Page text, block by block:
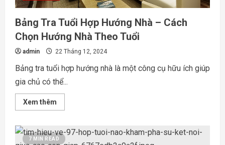
Bảng Tra Tuổi Hợp Hướng Nhà – Cách
Chọn Hướng Nhà Theo Tuổi
admin 22 Tháng 12, 2024
Bảng tra tuổi hợp hướng nhà là một công cụ hữu ích giúp
gia chủ có thể...
Xem thêm
more
Tra
Tuổi
7 MIN READ